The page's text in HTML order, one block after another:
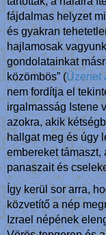
fájdalmas helyzet
és gyakran
hajlamosak
gondolatainkat
közömbös” (Üzenet
nem fordítja el
irgalmasság Istene
azokra, akik
hallgat meg és úgy
embereket
panaszait és
Így kerül sor arra,
közvetítő a nép
Izrael népének